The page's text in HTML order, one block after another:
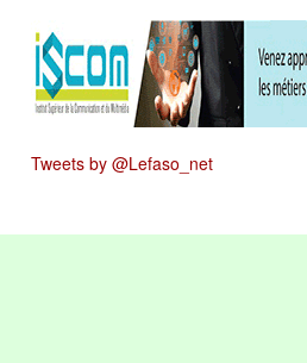
Tweets by @Lefaso_net